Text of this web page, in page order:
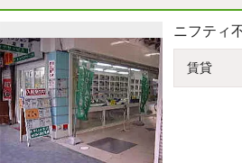
ニフティ
賃貸